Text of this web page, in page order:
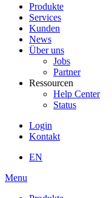
Produkte
Services
Kunden
News
Über uns
Jobs
Partner
Ressourcen
Help Center
Status
Login
Kontakt
EN
Menu